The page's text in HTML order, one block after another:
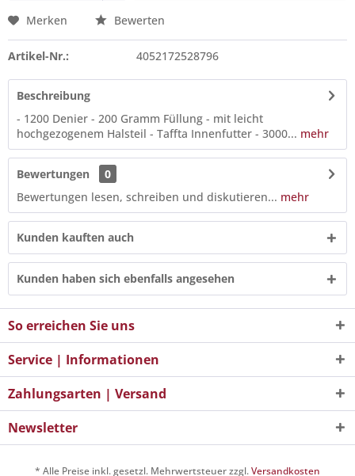
Merken Bewerten
Artikel-Nr.: 4052172528796
Beschreibung
- 1200 Denier - 200 Gramm Füllung - mit leicht
hochgezogenem Halsteil - Taffta Innenfutter - 3000... mehr
Bewertungen
0
Bewertungen lesen, schreiben und diskutieren... mehr
Kunden kauften auch
Kunden haben sich ebenfalls angesehen
So erreichen Sie uns
Service | Informationen
Zahlungsarten | Versand
Newsletter
* Alle Preise inkl. gesetzl. Mehrwertsteuer zzgl.Versandkosten